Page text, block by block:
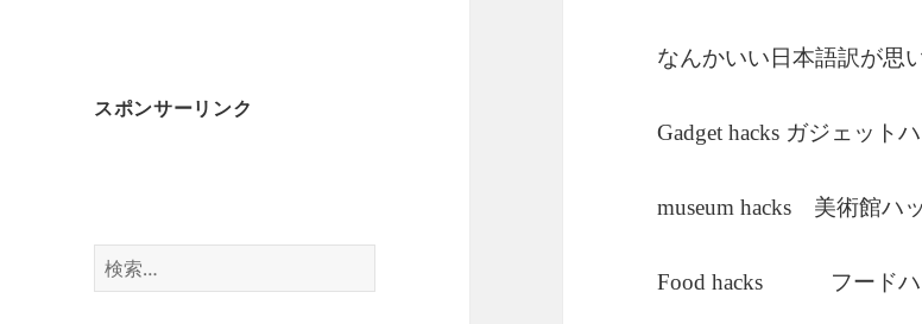
スポンサーリンク
検
索:
なんかいい日本語訳が思
Gadget hacks ガジェット
museum hacks 美術館ハ
Food hacks フードハ